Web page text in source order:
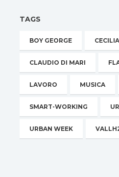
TAGS
BOY GEORGE
CLAUDIO DI MARI
LAVORO MUSICA
SMART-WORKING
URBAN WEEK